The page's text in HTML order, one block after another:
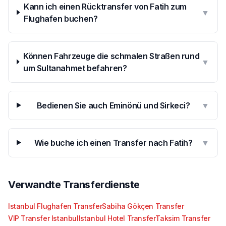
Kann ich einen Rücktransfer von Fatih zum
Flughafen buchen?
▼
Können Fahrzeuge die schmalen Straßen rund
um Sultanahmet befahren?
▼
Bedienen Sie auch Eminönü und Sirkeci? ▼
Wie buche ich einen Transfer nach Fatih? ▼
Verwandte Transferdienste
Istanbul Flughafen TransferSabiha Gökçen Transfer
VIP Transfer IstanbulIstanbul Hotel TransferTaksim Transfer